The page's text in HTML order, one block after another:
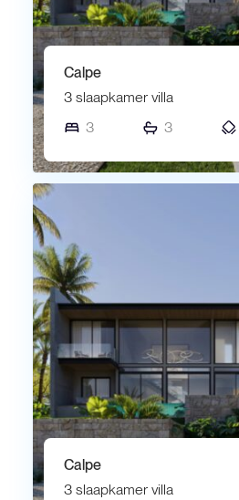
Calpe
3 slaapkamer villa
3
3
Calpe
3 slaapkamer villa